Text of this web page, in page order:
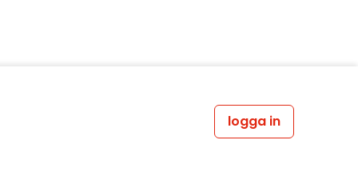
logga in